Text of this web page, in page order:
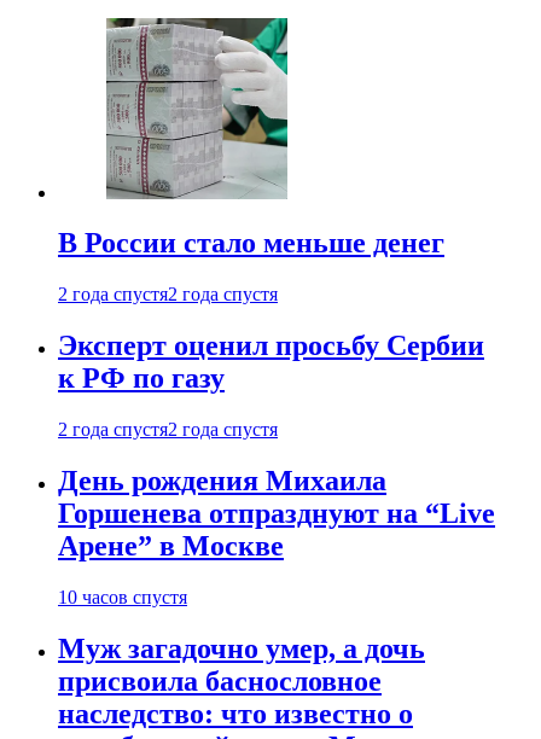
В России стало меньше денег
2 года спустя2 года спустя
Эксперт оценил просьбу Сербии
к РФ по газу
2 года спустя2 года спустя
День рождения Михаила
Горшенева отпразднуют на “Live
Арене” в Москве
10 часов спустя
Муж загадочно умер, а дочь
присвоила баснословное
наследство: что известно о